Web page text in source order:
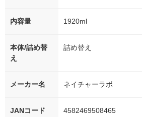
内容量 1920ml
本体/詰め替
え
詰め替え
メーカー名 ネイチャーラボ
JANコード 4582469508465